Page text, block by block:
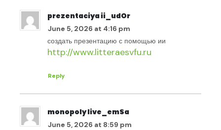
prezentaciya ii_udOr
June 5, 2026 at 4:16 pm
создать презентацию с помощью ии
http://www.litteraesvfu.ru
Reply
monopoly live_emSa
June 5, 2026 at 8:59 pm